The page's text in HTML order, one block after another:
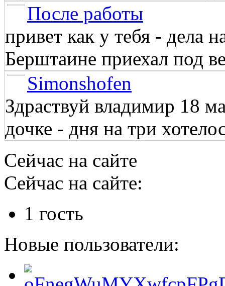
После работы
привет как у тебя - дела
Берштаине приехал под
Simonshofen
Здраствуй владимир 18
дочке - дня на три
Сейчас на сайте
Сейчас на сайте:
1 гость
Новые пользователи: